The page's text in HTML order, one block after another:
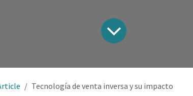
Tecnología de venta inversa y su impacto